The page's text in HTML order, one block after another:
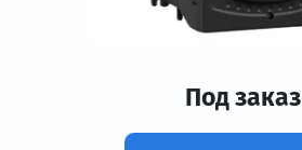
Под заказ